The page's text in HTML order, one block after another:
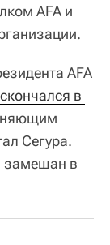
AFA и
AFA
скончался в
Сегура.
замешан в